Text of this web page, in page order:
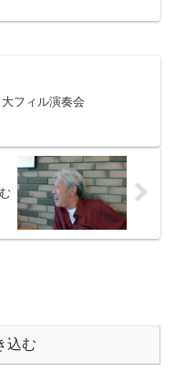
れ、とても爽やかです。そ
フィル演奏会
込む